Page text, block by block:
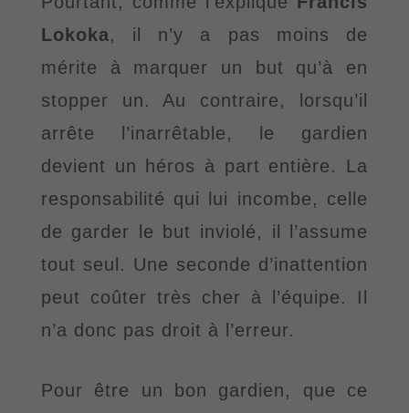
Lokoka, il n’y a pas moins de
mérite à marquer un but qu’à en
stopper un. Au contraire, lorsqu’il
arrête l’inarrêtable, le gardien
devient un héros à part entière. La
responsabilité qui lui incombe, celle
de garder le but inviolé, il l’assume
tout seul. Une seconde d’inattention
peut coûter très cher à l’équipe. Il
n’a donc pas droit à l’erreur.
Pour être un bon gardien, que ce